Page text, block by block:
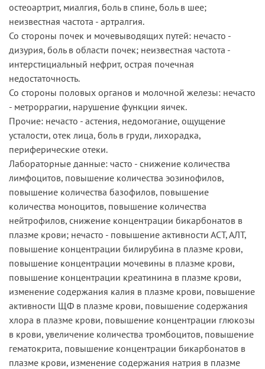
остеоартрит, миалгия, боль в спине, боль в шее;
неизвестная частота - артралгия.
Со стороны почек и мочевыводящих путей: нечасто -
дизурия, боль в области почек; неизвестная частота -
интерстициальный нефрит, острая почечная
недостаточность.
Со стороны половых органов и молочной железы: нечасто
- метроррагии, нарушение функции яичек.
Прочие: нечасто - астения, недомогание, ощущение
усталости, отек лица, боль в груди, лихорадка,
периферические отеки.
Лабораторные данные: часто - снижение количества
лимфоцитов, повышение количества эозинофилов,
повышение количества базофилов, повышение
количества моноцитов, повышение количества
нейтрофилов, снижение концентрации бикарбонатов в
плазме крови; нечасто - повышение активности АСТ, АЛТ,
повышение концентрации билирубина в плазме крови,
повышение концентрации мочевины в плазме крови,
повышение концентрации креатинина в плазме крови,
изменение содержания калия в плазме крови, повышение
активности ЩФ в плазме крови, повышение содержания
хлора в плазме крови, повышение концентрации глюкозы
в крови, увеличение количества тромбоцитов, повышение
гематокрита, повышение концентрации бикарбонатов в
плазме крови, изменение содержания натрия в плазме